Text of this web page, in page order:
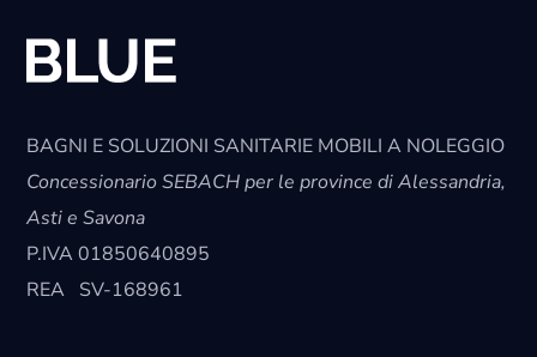
BAGNI E SOLUZIONI SANITARIE MOBILI A NOLEGGIO
Concessionario SEBACH per le province di Alessandria,
Asti e Savona
P.IVA01850640895
REA SV-168961